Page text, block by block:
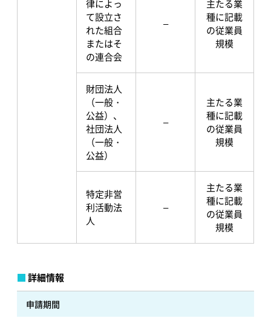
律によっ
て設立さ
れた組合
またはそ
の連合会
–
主たる業
種に記載
の従業員
規模
財団法人
（一般・
公益）、
社団法人
（一般・
公益）
–
主たる業
種に記載
の従業員
規模
特定非営
利活動法
人
–
主たる業
種に記載
の従業員
規模
詳細情報
申請期間